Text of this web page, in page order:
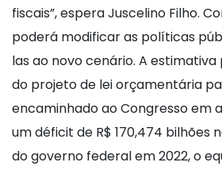
fiscais”, espera Juscelino Filho.
poderá modificar as políticas
las ao novo cenário. A
do projeto de lei orçamentária
encaminhado ao Congresso em
um déficit de R$ 170,474 bilhões
do governo federal em 2022, o